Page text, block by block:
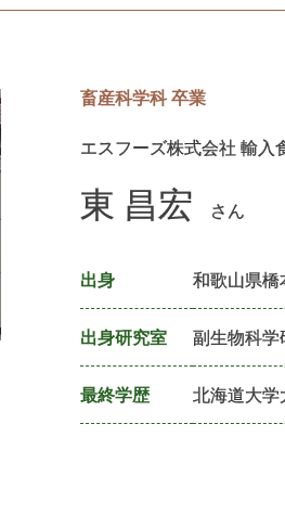
畜産科学科 卒業
エスフーズ株式会社 輸入
東 昌宏
出身 和歌山県橋
出身研究室 副生物科学
最終学歴 北海道大学